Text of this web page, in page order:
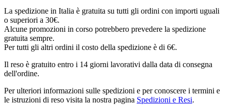
La spedizione in Italia è gratuita su tutti gli ordini con importi uguali
o superiori a 30€.
Alcune promozioni in corso potrebbero prevedere la spedizione
gratuita sempre.
Per tutti gli altri ordini il costo della spedizione è di 6€.
Il reso è gratuito entro i 14 giorni lavorativi dalla data di consegna
dell'ordine.
Per ulteriori informazioni sulle spedizioni e per conoscere i termini e
le istruzioni di reso visita la nostra pagina Spedizioni e Resi.